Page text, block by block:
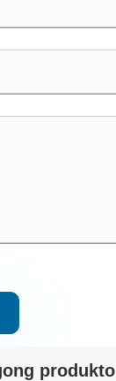
produkto